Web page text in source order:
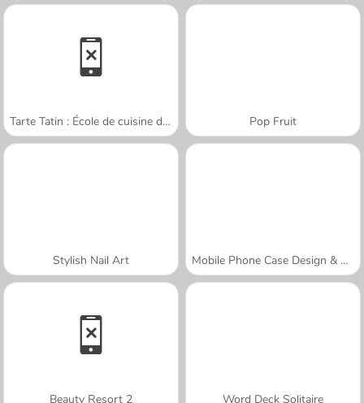
Tarte Tatin : École de cuisine de Sara Pop Fruit
Stylish Nail Art Mobile Phone Case Design & DIY
Beauty Resort 2 Word Deck Solitaire